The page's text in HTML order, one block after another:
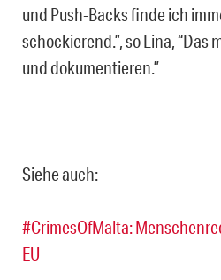
und Push-Backs finde ich
schockierend.”, so Lina, “Das
und dokumentieren.”
Siehe auch:
#CrimesOfMalta:
EU